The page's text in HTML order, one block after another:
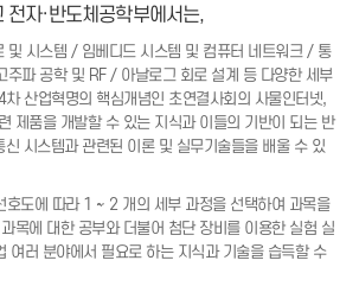
전자·반도체공학부에서는,
및 시스템 / 임베디드 시스템 및 컴퓨터 네트워크 / 통
주파 공학 및 RF / 아날로그 회로 설계 등 다양한 세부
산업혁명의 핵심개념인 초연결사회의 사물인터넷,
제품을 개발할 수 있는 지식과 이들의 기반이 되는 반
신 시스템과 관련된 이론 및 실무기술들을 배울 수 있
호도에 따라 1 ~ 2 개의 세부 과정을 선택하여 과목을
목에 대한 공부와 더불어 첨단 장비를 이용한 실험 실
여러 분야에서 필요로 하는 지식과 기술을 습득할 수